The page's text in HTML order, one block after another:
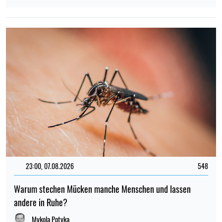
23:00, 07.08.2026 548
Warum stechen Mücken manche Menschen und lassen
andere in Ruhe?
Mykola Potyka